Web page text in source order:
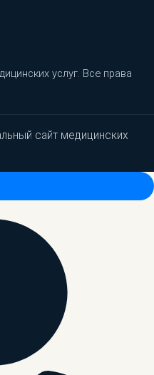
услуг. Все права
сайт медицинских